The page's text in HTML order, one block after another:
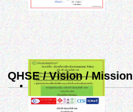
QHSE / Vision / Mission